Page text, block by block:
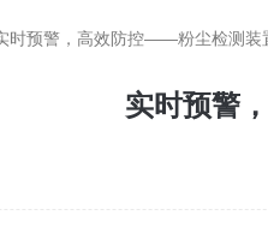
时预警，高效防控——粉尘检测装
实时预警